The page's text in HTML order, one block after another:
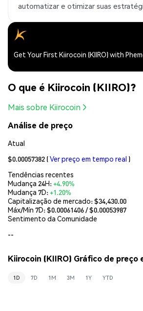
automatizar e otimizar suas
Get Your First Kiirocoin (KIIRO) with
O que é Kiirocoin (KIIRO)?
Mais sobre Kiirocoin
Análise de preço
Atual
$0.00057382 (Ver preço em tempo real )
Tendências recentes
Mudança 24H:+4.90%
Mudança 7D:+1.20%
Capitalização de mercado:$34,430.00
Máx/Mín 7D: $0.00061406/ $0.00053987
Sentimento da Comunidade
--
Kiirocoin (KIIRO) Gráfico de preço
1D 7D 1M 3M 1Y YTD